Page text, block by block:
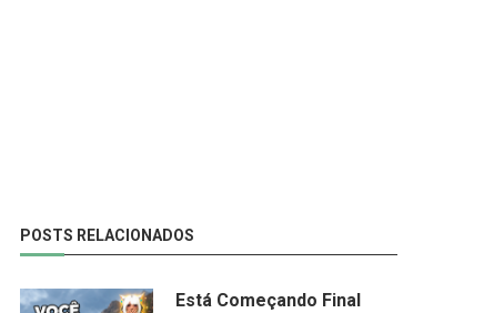
POSTS RELACIONADOS
Está Começando Final